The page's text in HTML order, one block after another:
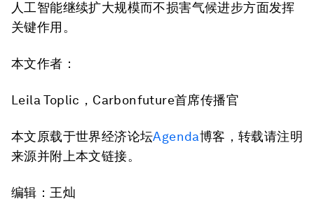
人工智能继续扩大规模而不损害气候进步方面发挥
关键作用。
本文作者：
Leila Toplic，Carbonfuture首席传播官
本文原载于世界经济论坛Agenda博客，转载请注明
来源并附上本文链接。
编辑：王灿